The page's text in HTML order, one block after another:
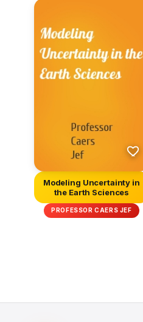
Modeling Uncertainty in
the Earth Sciences
PROFESSOR CAERS JEF